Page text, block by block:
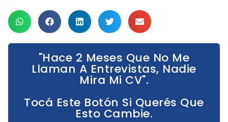
"Hace 2 Meses Que No Me
Llaman A Entrevistas, Nadie
Mira Mi CV".
Tocá Este Botón Si Querés Que
Esto Cambie.